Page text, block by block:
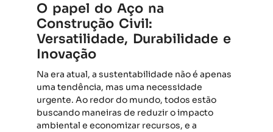
O papel do Aço na
Construção Civil:
Versatilidade, Durabilidade e
Inovação
Na era atual, a sustentabilidade não é apenas
uma tendência, mas uma necessidade
urgente. Ao redor do mundo, todos estão
buscando maneiras de reduzir o impacto
ambiental e economizar recursos, e a